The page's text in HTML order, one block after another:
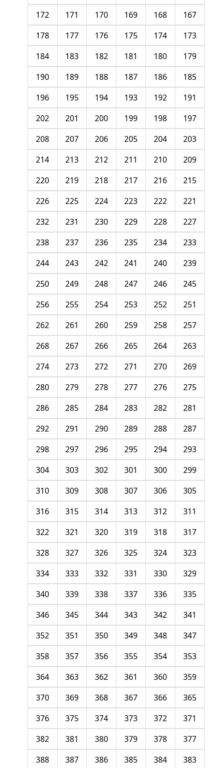
167
168
169
170
171
172
173
174
175
176
177
178
179
180
181
182
183
184
185
186
187
188
189
190
191
192
193
194
195
196
197
198
199
200
201
202
203
204
205
206
207
208
209
210
211
212
213
214
215
216
217
218
219
220
221
222
223
224
225
226
227
228
229
230
231
232
233
234
235
236
237
238
239
240
241
242
243
244
245
246
247
248
249
250
251
252
253
254
255
256
257
258
259
260
261
262
263
264
265
266
267
268
269
270
271
272
273
274
275
276
277
278
279
280
281
282
283
284
285
286
287
288
289
290
291
292
293
294
295
296
297
298
299
300
301
302
303
304
305
306
307
308
309
310
311
312
313
314
315
316
317
318
319
320
321
322
323
324
325
326
327
328
329
330
331
332
333
334
335
336
337
338
339
340
341
342
343
344
345
346
347
348
349
350
351
352
353
354
355
356
357
358
359
360
361
362
363
364
365
366
367
368
369
370
371
372
373
374
375
376
377
378
379
380
381
382
383
384
385
386
387
388